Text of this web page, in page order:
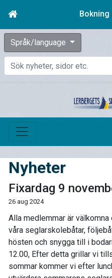
Bokning
Språk/language
Nyheter
Fixardag 9
26 aug 2024
Alla medlemmar är
våra seglarskolebåtar,
hösten och snygga till i
12.00, Efter detta grillar vi
sommar kommer vi efter